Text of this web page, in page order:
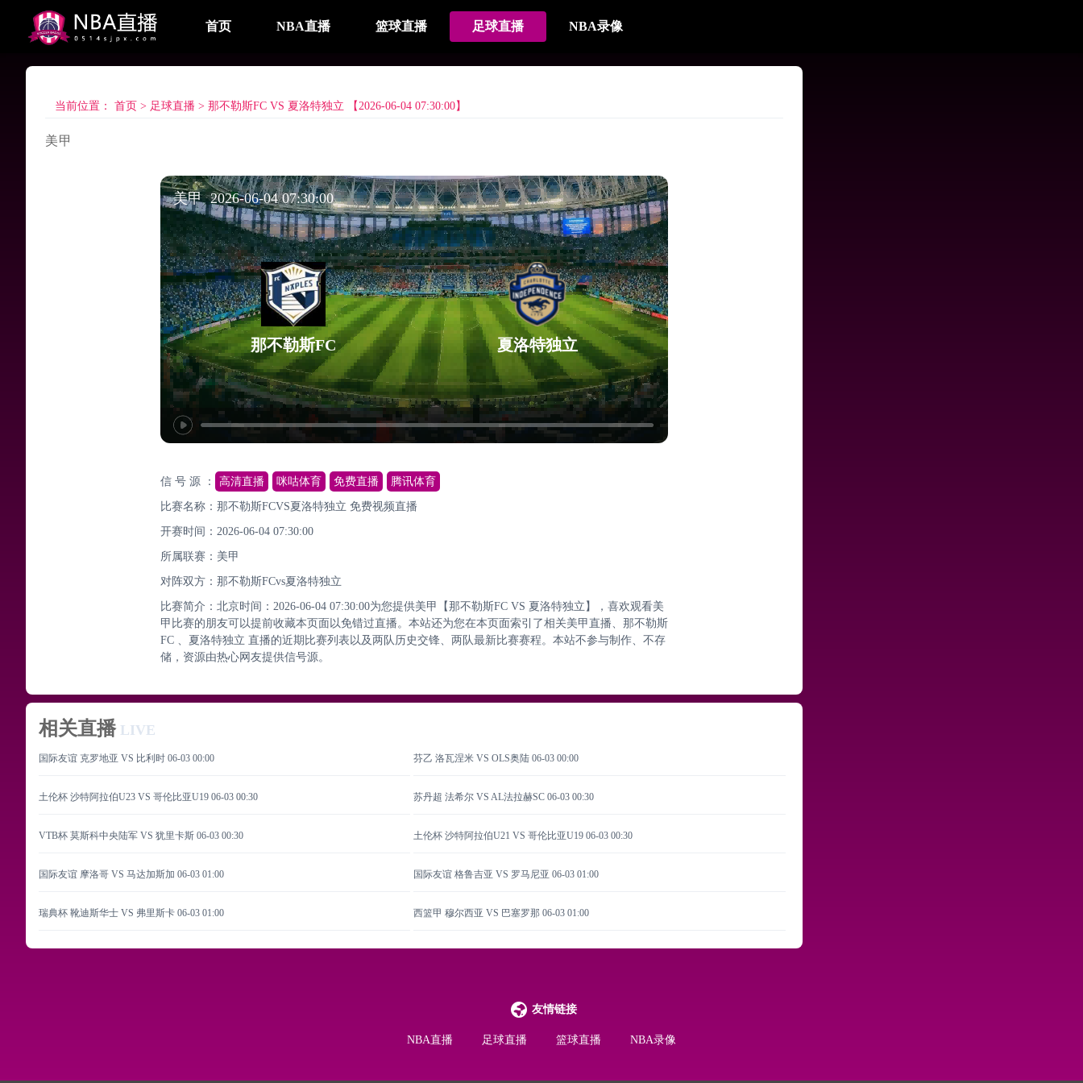
首页 NBA直播 篮球直播 足球直播 NBA录像
当前位置： 首页 > 足球直播 > 那不勒斯FC VS 夏洛特独立 【2026-06-04 07:30:00】
美甲
美甲 2026-06-04 07:30:00
那不勒斯FC 夏洛特独立
信 号 源 ： 高清直播 咪咕体育 免费直播 腾讯体育
比赛名称：那不勒斯FCVS夏洛特独立 免费视频直播
开赛时间：2026-06-04 07:30:00
所属联赛： 美甲
对阵双方：那不勒斯FCvs夏洛特独立
比赛简介：北京时间：2026-06-04 07:30:00为您提供美甲【那不勒斯FC VS 夏洛特独立】，喜欢观看美
甲比赛的朋友可以提前收藏本页面以免错过直播。本站还为您在本页面索引了相关美甲直播、那不勒斯
FC 、夏洛特独立 直播的近期比赛列表以及两队历史交锋、两队最新比赛赛程。本站不参与制作、不存
储，资源由热心网友提供信号源。
相关直播 LIVE
国际友谊 克罗地亚 VS 比利时 06-03 00:00 芬乙 洛瓦涅米 VS OLS奥陆06-03 00:00
土伦杯 沙特阿拉伯U23 VS 哥伦比亚U19 06-03 00:30 苏丹超 法希尔 VS AL法拉赫SC06-03 00:30
VTB杯 莫斯科中央陆军 VS 犹里卡斯 06-03 00:30 土伦杯 沙特阿拉伯U21 VS 哥伦比亚U1906-03 00:30
国际友谊 摩洛哥 VS 马达加斯加 06-03 01:00 国际友谊 格鲁吉亚 VS 罗马尼亚06-03 01:00
瑞典杯 靴迪斯华士 VS 弗里斯卡 06-03 01:00 西篮甲 穆尔西亚 VS 巴塞罗那06-03 01:00
友情链接
NBA直播 足球直播 篮球直播 NBA录像